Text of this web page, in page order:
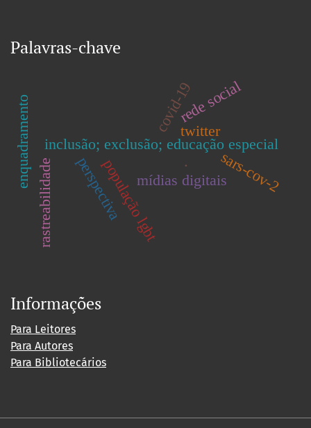
Palavras-chave
.
população lgbt
inclusão; exclusão; educação especial
twitter
mídias digitais
enquadramento perspectiva
rede social
rastreabilidade sars-cov-2
covid-19
Informações
Para Leitores
Para Autores
Para Bibliotecários